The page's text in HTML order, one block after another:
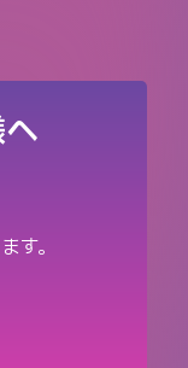
す。